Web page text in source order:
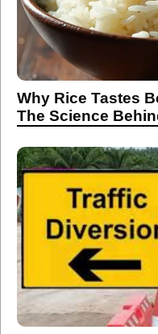
Why Rice Tastes
The Science